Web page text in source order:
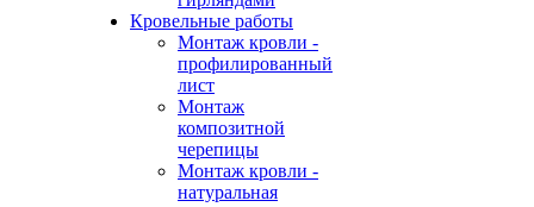
Кровельные работы
Монтаж кровли -
профилированный
лист
Монтаж
композитной
черепицы
Монтаж кровли -
натуральная